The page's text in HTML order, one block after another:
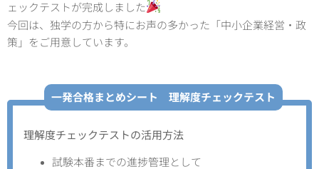
ェックテストが完成しました
今回は、独学の方から特にお声の多かった「中小企業経営・政
策」をご用意しています。
一発合格まとめシート 理解度チェックテスト
理解度チェックテストの活用方法
試験本番までの進捗管理として